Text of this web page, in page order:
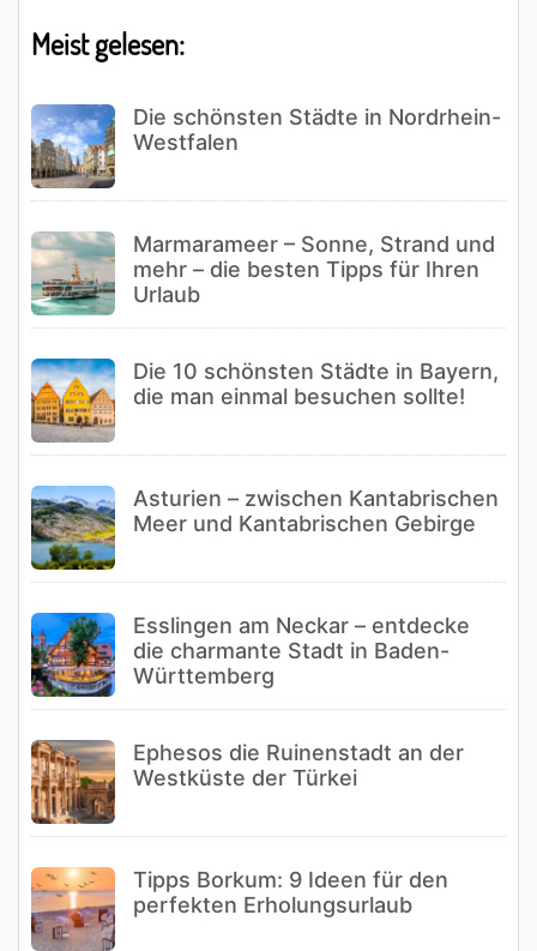
Meist gelesen:
Die schönsten Städte in Nordrhein-
Westfalen
Marmarameer – Sonne, Strand und
mehr – die besten Tipps für Ihren
Urlaub
Die 10 schönsten Städte in Bayern,
die man einmal besuchen sollte!
Asturien – zwischen Kantabrischen
Meer und Kantabrischen Gebirge
Esslingen am Neckar – entdecke
die charmante Stadt in Baden-
Württemberg
Ephesos die Ruinenstadt an der
Westküste der Türkei
Tipps Borkum: 9 Ideen für den
perfekten Erholungsurlaub